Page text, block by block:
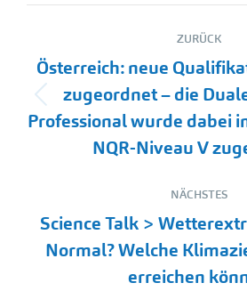
ZURÜCK
Beitrag:
Österreich: neue
zugeordnet – die
Professional wurde dabei
NQR-Niveau V
NÄCHSTES
Beitrag:
Science Talk >
Normal? Welche
erreichen